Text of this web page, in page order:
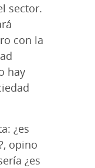
sector.
con la
hay
¿es
opino
¿es